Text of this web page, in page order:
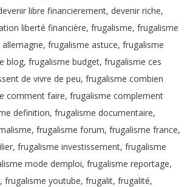
libre financierement, devenir riche,
liberté financière, frugalisme, frugalisme
allemagne, frugalisme astuce, frugalisme
blog, frugalisme budget, frugalisme ces
de vivre de peu, frugalisme combien
comment faire, frugalisme complement
definition, frugalisme documentaire,
, frugalisme forum, frugalisme france,
, frugalisme investissement, frugalisme
mode demploi, frugalisme reportage,
, frugalisme youtube, frugalit, frugalité,